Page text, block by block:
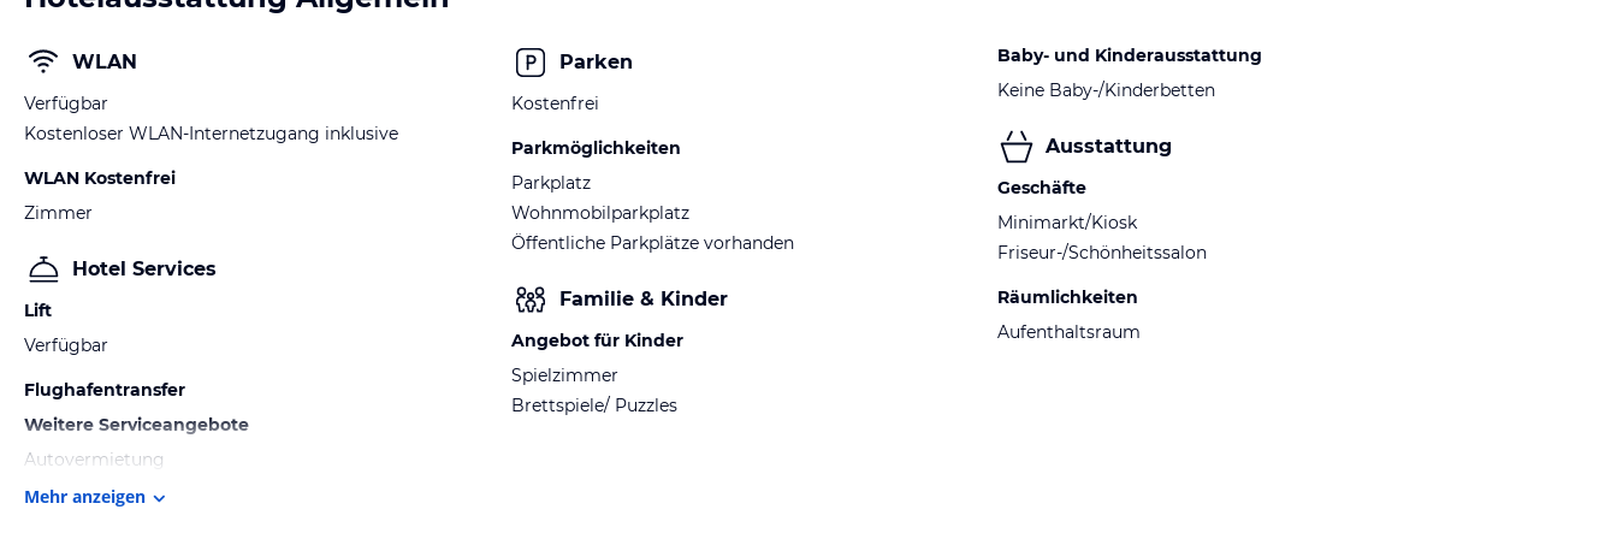
WLAN
Verfügbar
Kostenloser WLAN-Internetzugang inklusive
WLAN Kostenfrei
Zimmer
Hotel Services
Lift
Verfügbar
Flughafentransfer
Weitere Serviceangebote
Autovermietung
Parken
Kostenfrei
Parkmöglichkeiten
Parkplatz
Wohnmobilparkplatz
Öffentliche Parkplätze vorhanden
Familie & Kinder
Angebot für Kinder
Spielzimmer
Brettspiele/ Puzzles
Baby- und Kinderausstattung
Keine Baby-/Kinderbetten
Ausstattung
Geschäfte
Minimarkt/Kiosk
Friseur-/Schönheitssalon
Räumlichkeiten
Aufenthaltsraum
Mehr anzeigen